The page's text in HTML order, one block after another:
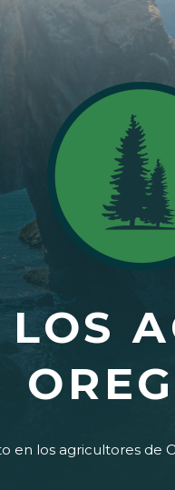
los agricultores de